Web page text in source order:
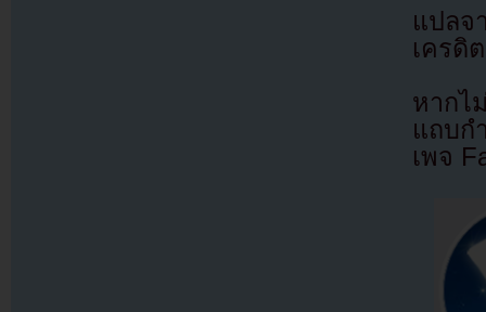
แปล
เครดิ
หากไ
แถบก
เพจ